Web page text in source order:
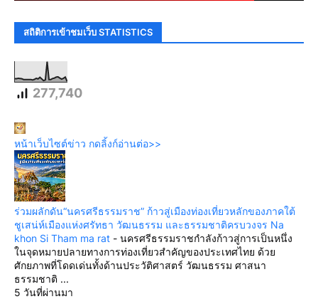
สถิติการเข้าชมเว็บ STATISTICS
277,740
หน้าเว็บไซต์ข่าว กดลิ้งก์อ่านต่อ>>
ร่วมผลักดัน“นครศรีธรรมราช” ก้าวสู่เมืองท่องเที่ยวหลักของภาคใต้
ชูเสน่ห์เมืองแห่งศรัทธา วัฒนธรรม และธรรมชาติครบวงจร Na
khon Si Tham ma rat - นครศรีธรรมราชกำลังก้าวสู่การเป็นหนึ่ง
ในจุดหมายปลายทางการท่องเที่ยวสำคัญของประเทศไทย ด้วย
ศักยภาพที่โดดเด่นทั้งด้านประวัติศาสตร์ วัฒนธรรม ศาสนา
ธรรมชาติ ...
5 วันที่ผ่านมา